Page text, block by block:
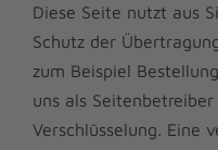
Diese Seite nutzt aus
Schutz der
zum Beispiel
uns als
Verschlüsselung. Eine